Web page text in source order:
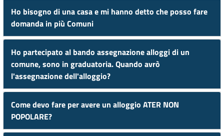
Ho bisogno di una casa e mi hanno detto che posso fare
domanda in più Comuni
Ho partecipato al bando assegnazione alloggi di un
comune, sono in graduatoria. Quando avrò
l'assegnazione dell'alloggio?
Come devo fare per avere un alloggio ATER NON
POPOLARE?